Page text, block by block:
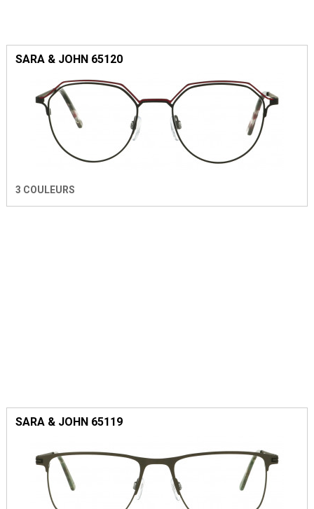
SARA & JOHN 65120
3 COULEURS
SARA & JOHN 65119